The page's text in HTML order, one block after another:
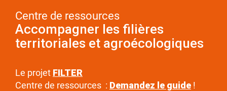
Centre de ressources
Accompagner les filières
territoriales et agroécologiques
Le projet FILTER
Centre de ressources : Demandez le guide !